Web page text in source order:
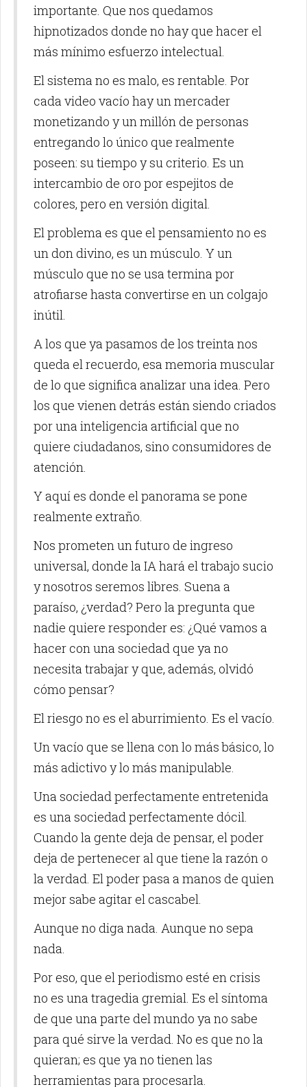
importante. Que nos quedamos
hipnotizados donde no hay que hacer el
más mínimo esfuerzo intelectual.
El sistema no es malo, es rentable. Por
cada video vacío hay un mercader
monetizando y un millón de personas
entregando lo único que realmente
poseen: su tiempo y su criterio. Es un
intercambio de oro por espejitos de
colores, pero en versión digital.
El problema es que el pensamiento no es
un don divino, es un músculo. Y un
músculo que no se usa termina por
atrofiarse hasta convertirse en un colgajo
inútil.
A los que ya pasamos de los treinta nos
queda el recuerdo, esa memoria muscular
de lo que significa analizar una idea. Pero
los que vienen detrás están siendo criados
por una inteligencia artificial que no
quiere ciudadanos, sino consumidores de
atención.
Y aquí es donde el panorama se pone
realmente extraño.
Nos prometen un futuro de ingreso
universal, donde la IA hará el trabajo sucio
y nosotros seremos libres. Suena a
paraíso, ¿verdad? Pero la pregunta que
nadie quiere responder es: ¿Qué vamos a
hacer con una sociedad que ya no
necesita trabajar y que, además, olvidó
cómo pensar?
El riesgo no es el aburrimiento. Es el vacío.
Un vacío que se llena con lo más básico, lo
más adictivo y lo más manipulable.
Una sociedad perfectamente entretenida
es una sociedad perfectamente dócil.
Cuando la gente deja de pensar, el poder
deja de pertenecer al que tiene la razón o
la verdad. El poder pasa a manos de quien
mejor sabe agitar el cascabel.
Aunque no diga nada. Aunque no sepa
nada.
Por eso, que el periodismo esté en crisis
no es una tragedia gremial. Es el síntoma
de que una parte del mundo ya no sabe
para qué sirve la verdad. No es que no la
quieran; es que ya no tienen las
herramientas para procesarla.